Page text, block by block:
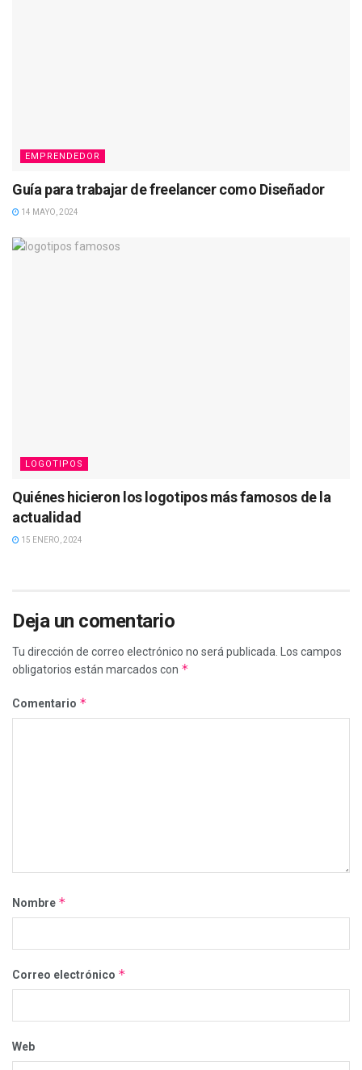
EMPRENDEDOR
Guía para trabajar de freelancer como Diseñador
14 MAYO, 2024
LOGOTIPOS
Quiénes hicieron los logotipos más famosos de la
actualidad
15 ENERO, 2024
Deja un comentario
Tu dirección de correo electrónico no será publicada. Los campos
obligatorios están marcados con *
Comentario *
Nombre *
Correo electrónico *
Web